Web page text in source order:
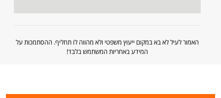
האמור לעיל לא בא במקום ייעוץ משפטי ולא מהווה לו תחליף. ההסתמכות על
המידע באחריות המשתמש בלבד!